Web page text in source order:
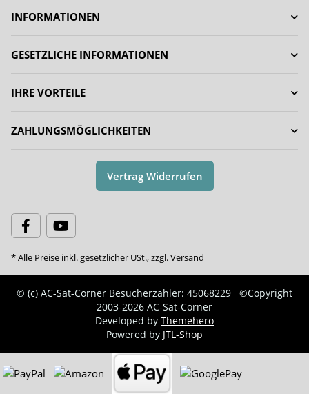
INFORMATIONEN
GESETZLICHE INFORMATIONEN
IHRE VORTEILE
ZAHLUNGSMÖGLICHKEITEN
Vertrag Widerrufen
* Alle Preise inkl. gesetzlicher USt., zzgl.Versand
© (c) AC-Sat-Corner Besucherzähler: 45068229
©Copyright
2003-2026 AC-Sat-Corner
Developed by Themehero
Powered by JTL-Shop